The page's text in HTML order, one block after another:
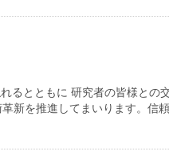
るとともに 研究者の皆様との
新を推進してまいります。信